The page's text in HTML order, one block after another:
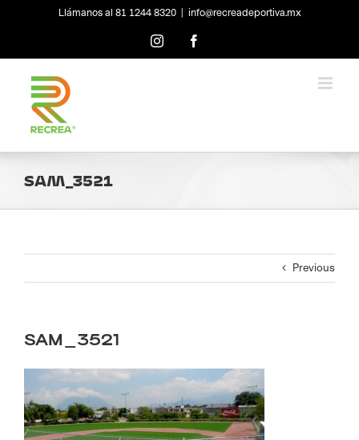
Llámanos al 81 1244 8320 info@recreadeportiva.mx
Instagram
SAM_3521
Previous
SAM_3521